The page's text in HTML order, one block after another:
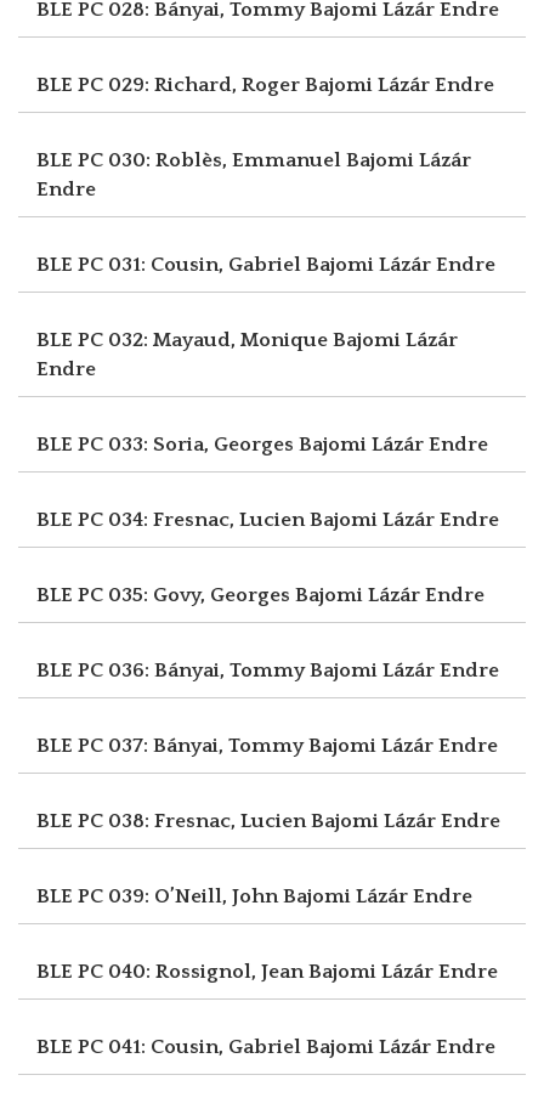
BLE PC 028: Bányai, TommyBajomi Lázár Endre
BLE PC 029: Richard, Roger Bajomi Lázár Endre
BLE PC 030: Roblès, Emmanuel Bajomi Lázár
Endre
BLE PC 031: Cousin, Gabriel Bajomi Lázár Endre
BLE PC 032: Mayaud, Monique Bajomi Lázár
Endre
BLE PC 033: Soria, Georges Bajomi Lázár Endre
BLE PC 034: Fresnac, LucienBajomi Lázár Endre
BLE PC 035: Govy, Georges Bajomi Lázár Endre
BLE PC 036: Bányai, TommyBajomi Lázár Endre
BLE PC 037: Bányai, TommyBajomi Lázár Endre
BLE PC 038: Fresnac, LucienBajomi Lázár Endre
BLE PC 039: O’Neill, JohnBajomi Lázár Endre
BLE PC 040: Rossignol, JeanBajomi Lázár Endre
BLE PC 041: Cousin, Gabriel Bajomi Lázár Endre